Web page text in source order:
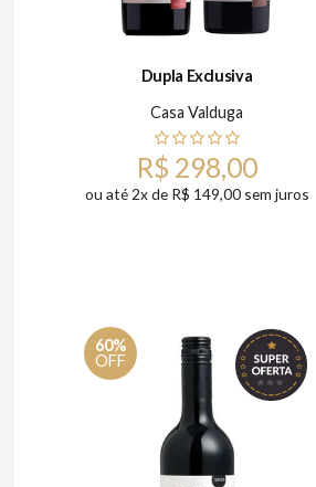
Dupla Exclusiva
Casa Valduga
R$ 298,00
ou até 2x de R$ 149,00 sem juros
60%
OFF